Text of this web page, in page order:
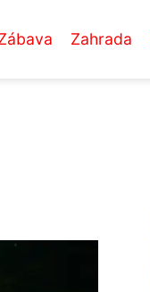
Zahrada